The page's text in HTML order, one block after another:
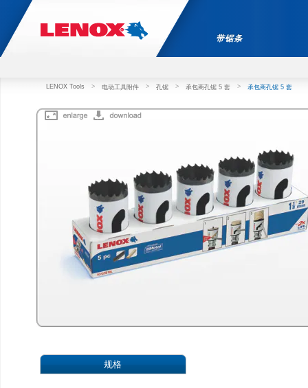
带锯条
LENOX Tools > 电动工具附件 > 孔锯 > 承包商孔锯 5 套 > 承包商孔锯 5 套
规格